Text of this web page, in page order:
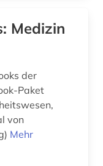
Medizin
der
Paket
von
Mehr